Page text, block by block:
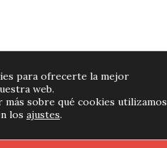
para ofrecerte la mejor
web.
más sobre qué cookies utilizamos
los ajustes.